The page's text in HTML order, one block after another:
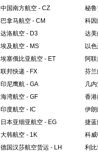
中国南方航空 - CZ
秘
巴拿马航空 - CM
科
达洛航空 - D3
达
埃及航空 - MS
以
埃塞俄比亚航空 - ET
阿
联邦快递 - FX
芬
印尼鹰航 - GA
几
海湾航空 - GF
香
印度航空 - IC
伊
日本亚细亚航空 - EG
捷
大韩航空 - 1K
科
德国汉莎航空货运 - LH
利